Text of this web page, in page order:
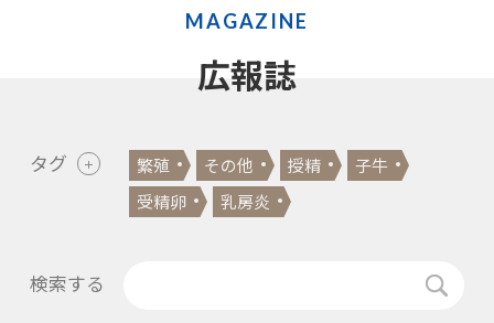
MAGAZINE
広報誌
タグ 繁殖 その他 授精
子牛
受精卵
乳房炎